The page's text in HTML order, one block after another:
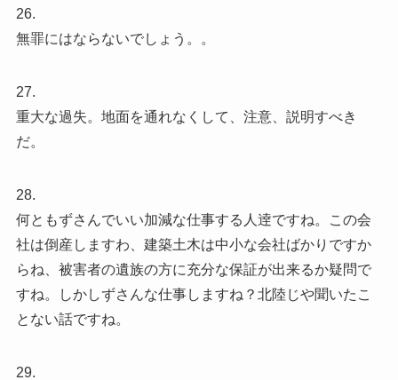
26.
無罪にはならないでしょう。。
27.
重大な過失。地面を通れなくして、注意、説明すべき
だ。
28.
何ともずさんでいい加減な仕事する人逹ですね。この会
社は倒産しますわ、建築土木は中小な会社ばかりですか
らね、被害者の遺族の方に充分な保証が出来るか疑問で
すね。しかしずさんな仕事しますね？北陸じや聞いたこ
とない話ですね。
29.